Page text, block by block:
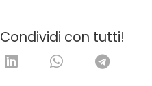
Condividi con tutti!